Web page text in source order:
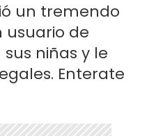
un tremendo
de
niñas y le
Enterate